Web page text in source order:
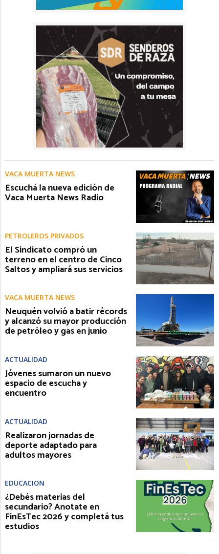
VACA MUERTA NEWS
Escuchá la nueva edición de
Vaca Muerta News Radio
PETROLEROS PRIVADOS
El Sindicato compró un
terreno en el centro de Cinco
Saltos y ampliará sus servicios
VACA MUERTA NEWS
Neuquén volvió a batir récords
y alcanzó su mayor producción
de petróleo y gas en junio
ACTUALIDAD
Jóvenes sumaron un nuevo
espacio de escucha y
encuentro
ACTUALIDAD
Realizaron jornadas de
deporte adaptado para
adultos mayores
EDUCACIÓN
¿Debés materias del
secundario? Anotate en
FinEsTec 2026 y completá tus
estudios